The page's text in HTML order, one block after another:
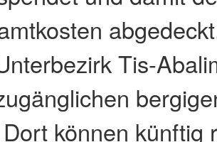
Tis-
können künftig